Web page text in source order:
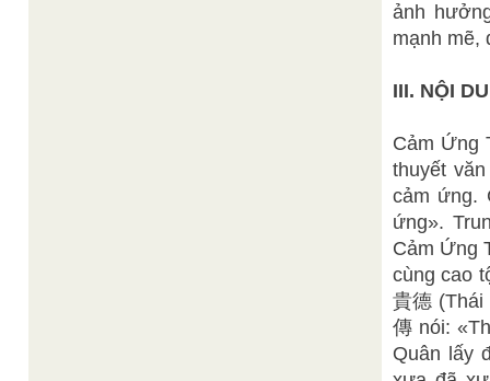
ảnh
mạnh mẽ,
III. NỘI
Cảm Ứng
thuyết
cảm ứng.
ứng».
Cảm Ứng
cùng cao
貴德 (Thái
傳 nói:
Quân lấy